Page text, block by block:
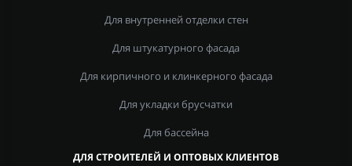
Для внутренней отделки стен
Для штукатурного фасада
Для кирпичного и клинкерного фасада
Для укладки брусчатки
Для бассейна
ДЛЯ СТРОИТЕЛЕЙ И ОПТОВЫХ КЛИЕНТОВ